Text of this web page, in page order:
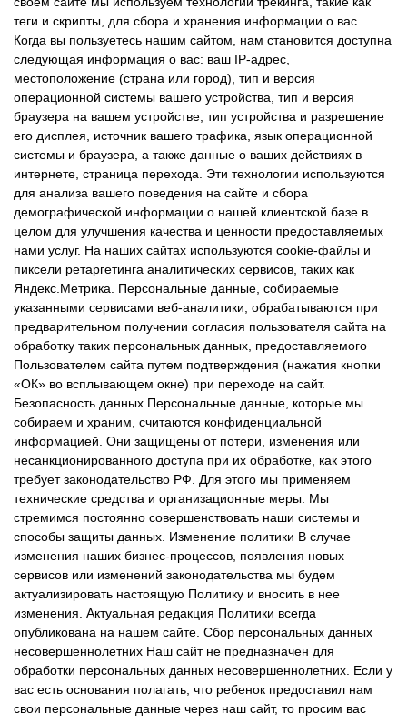
теги и скрипты, для сбора и хранения информации о вас.
Когда вы пользуетесь нашим сайтом, нам становится доступна
следующая информация о вас: ваш IP-адрес,
местоположение (страна или город), тип и версия
операционной системы вашего устройства, тип и версия
браузера на вашем устройстве, тип устройства и разрешение
его дисплея, источник вашего трафика, язык операционной
системы и браузера, а также данные о ваших действиях в
интернете, страница перехода. Эти технологии используются
для анализа вашего поведения на сайте и сбора
демографической информации о нашей клиентской базе в
целом для улучшения качества и ценности предоставляемых
нами услуг. На наших сайтах используются cookie-файлы и
пиксели ретаргетинга аналитических сервисов, таких как
Яндекс.Метрика. Персональные данные, собираемые
указанными сервисами веб-аналитики, обрабатываются при
предварительном получении согласия пользователя сайта на
обработку таких персональных данных, предоставляемого
Пользователем сайта путем подтверждения (нажатия кнопки
«ОК» во всплывающем окне) при переходе на сайт.
Безопасность данных Персональные данные, которые мы
собираем и храним, считаются конфиденциальной
информацией. Они защищены от потери, изменения или
несанкционированного доступа при их обработке, как этого
требует законодательство РФ. Для этого мы применяем
технические средства и организационные меры. Мы
стремимся постоянно совершенствовать наши системы и
способы защиты данных. Изменение политики В случае
изменения наших бизнес-процессов, появления новых
сервисов или изменений законодательства мы будем
актуализировать настоящую Политику и вносить в нее
изменения. Актуальная редакция Политики всегда
опубликована на нашем сайте. Сбор персональных данных
несовершеннолетних Наш сайт не предназначен для
обработки персональных данных несовершеннолетних. Если у
вас есть основания полагать, что ребенок предоставил нам
свои персональные данные через наш сайт, то просим вас